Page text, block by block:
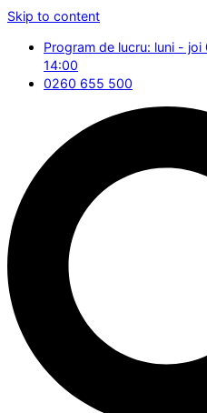
Skip to content
Program de lucru: luni -
14:00
0260 655 500